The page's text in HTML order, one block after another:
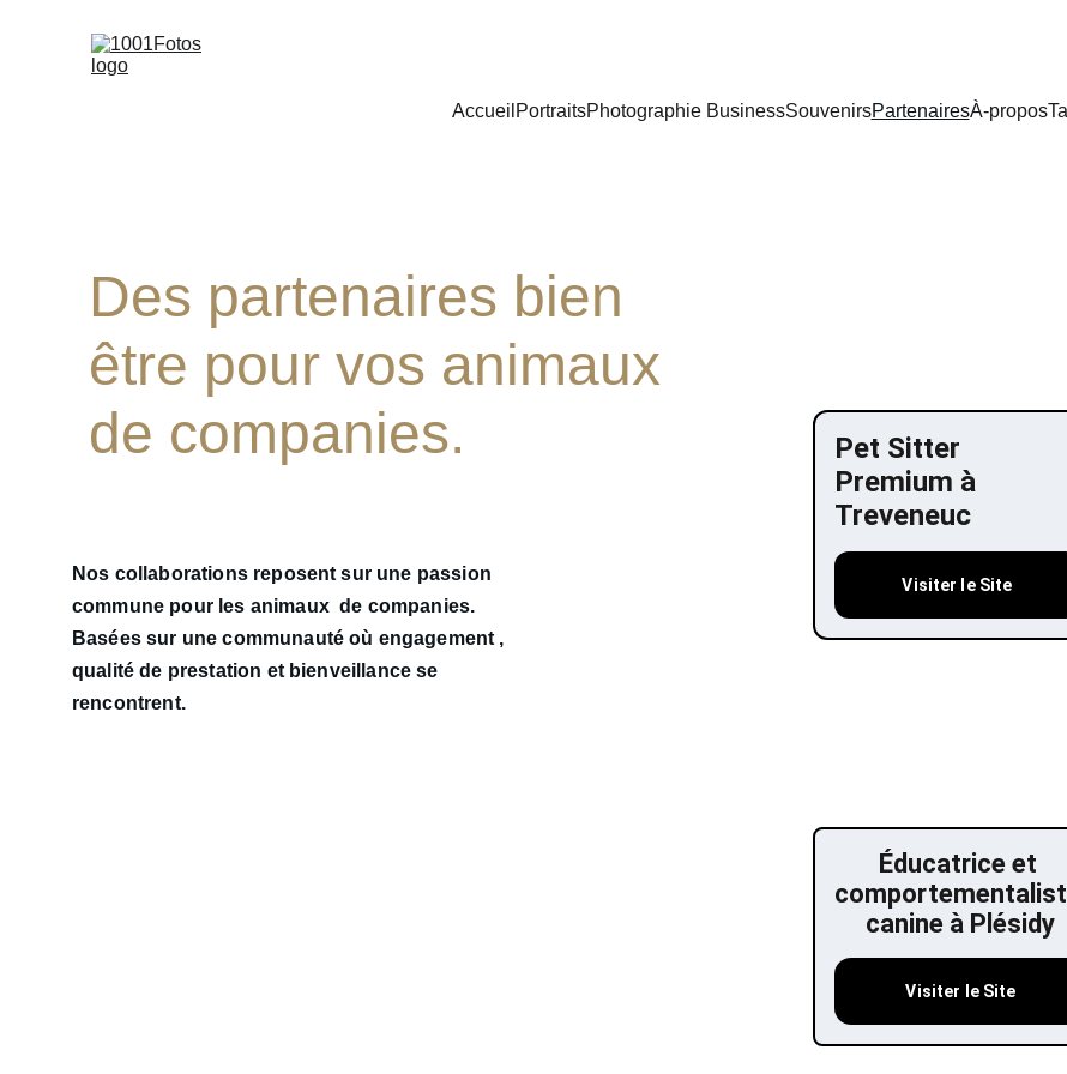
Accueil PortraitsPhotographie BusinessSouvenirsPartenairesÀ-propos
Des partenaires bien
être pour vos animaux
de companies.
Nos collaborations reposent sur une passion
commune pour les animaux  de companies.
Basées sur une communauté où engagement ,
qualité de prestation et bienveillance se
rencontrent.
Pet Sitter
Premium à
Treveneuc
Visiter le Site
Éducatrice et
canine à Plésidy
Visiter le Site